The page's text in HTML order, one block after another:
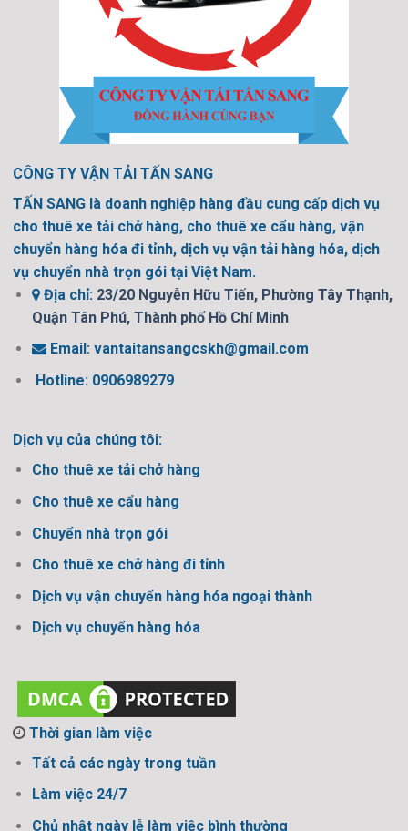
CÔNG TY VẬN TẢI TẤN SANG
TẤN SANG là doanh nghiệp hàng đầu cung cấp dịch vụ
cho thuê xe tải chở hàng, cho thuê xe cẩu hàng, vận
chuyển hàng hóa đi tỉnh, dịch vụ vận tải hàng hóa, dịch
vụ chuyển nhà trọn gói tại Việt Nam.
Địa chỉ: 23/20 Nguyễn Hữu Tiến, Phường Tây Thạnh,
Quận Tân Phú, Thành phố Hồ Chí Minh
Email:vantaitansangcskh@gmail.com
Hotline: 0906989279
Dịch vụ của chúng tôi:
Cho thuê xe tải chở hàng
Cho thuê xe cẩu hàng
Chuyển nhà trọn gói
Cho thuê xe chở hàng đi tỉnh
Dịch vụ vận chuyển hàng hóa ngoại thành
Dịch vụ chuyển hàng hóa
Thời gian làm việc
Tất cả các ngày trong tuần
Làm việc 24/7
Chủ nhật ngày lễ làm việc bình thường